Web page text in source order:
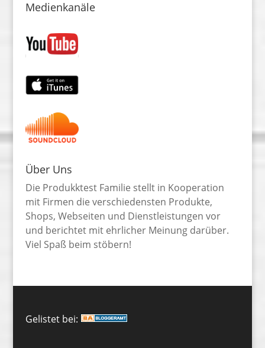
Medienkanäle
Über Uns
Die Produkktest Familie stellt in Kooperation
mit Firmen die verschiedensten Produkte,
Shops, Webseiten und Dienstleistungen vor
und berichtet mit ehrlicher Meinung darüber.
Viel Spaß beim stöbern!
Gelistet bei: